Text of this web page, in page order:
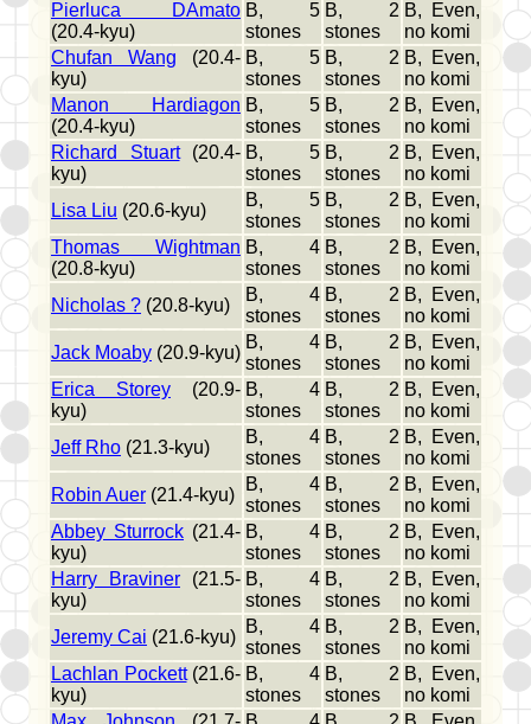
Pierluca DAmato
(20.4-kyu)
B, 5
stones
B, 2
stones
B, Even,
no komi
Chufan Wang (20.4-
kyu)
B, 5
stones
B, 2
stones
B, Even,
no komi
Manon Hardiagon
(20.4-kyu)
B, 5
stones
B, 2
stones
B, Even,
no komi
Richard Stuart(20.4-
kyu)
B, 5
stones
B, 2
stones
B, Even,
no komi
Lisa Liu (20.6-kyu)
B, 5
stones
B, 2
stones
B, Even,
no komi
Thomas Wightman
(20.8-kyu)
B, 4
stones
B, 2
stones
B, Even,
no komi
Nicholas ? (20.8-kyu)
B, 4
stones
B, 2
stones
B, Even,
no komi
Jack Moaby (20.9-kyu)
B, 4
stones
B, 2
stones
B, Even,
no komi
Erica Storey (20.9-
kyu)
B, 4
stones
B, 2
stones
B, Even,
no komi
Jeff Rho (21.3-kyu)
B, 4
stones
B, 2
stones
B, Even,
no komi
Robin Auer (21.4-kyu)
B, 4
stones
B, 2
stones
B, Even,
no komi
Abbey Sturrock (21.4-
kyu)
B, 4
stones
B, 2
stones
B, Even,
no komi
Harry Braviner (21.5-
kyu)
B, 4
stones
B, 2
stones
B, Even,
no komi
Jeremy Cai (21.6-kyu)
B, 4
stones
B, 2
stones
B, Even,
no komi
Lachlan Pockett(21.6-
kyu)
B, 4
stones
B, 2
stones
B, Even,
no komi